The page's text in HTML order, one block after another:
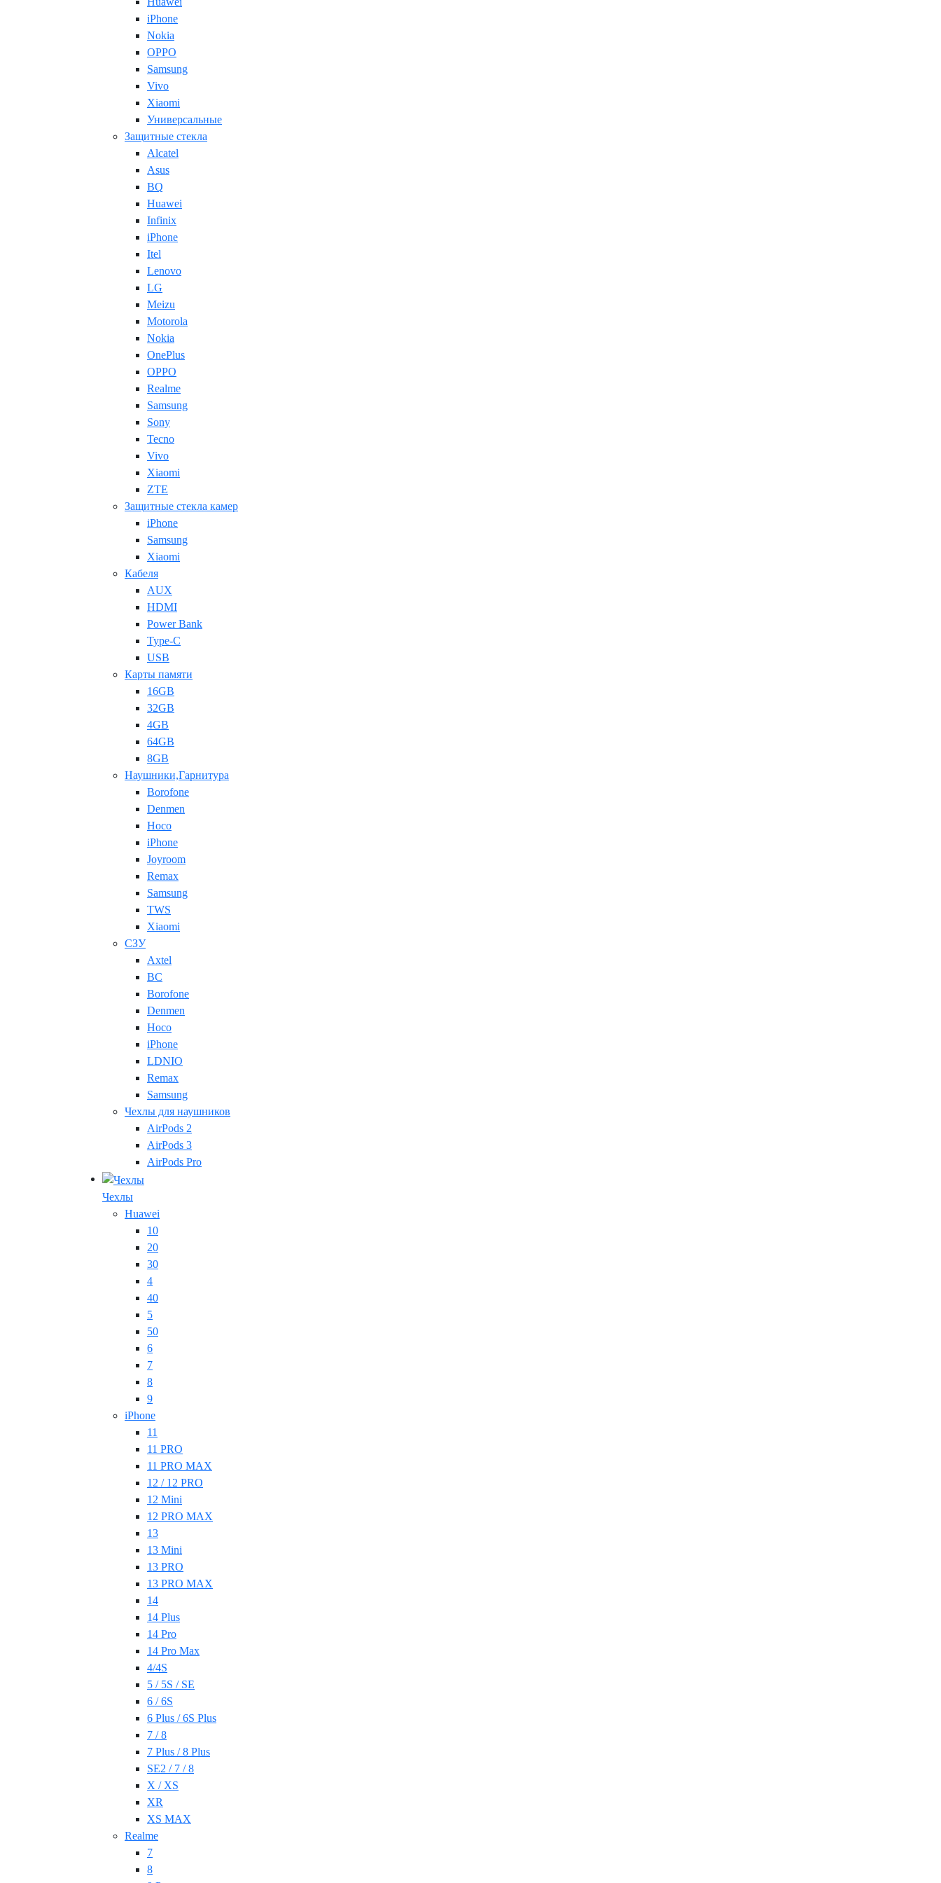
iPhone
Nokia
OPPO
Samsung
Vivo
Xiaomi
Универсальные
Защитные стекла
Alcatel
Asus
BQ
Huawei
Infinix
iPhone
Itel
Lenovo
LG
Meizu
Motorola
Nokia
OnePlus
OPPO
Realme
Samsung
Sony
Tecno
Vivo
Xiaomi
ZTE
Защитные стекла камер
iPhone
Samsung
Xiaomi
Кабеля
AUX
HDMI
Power Bank
Type-C
USB
Карты памяти
16GB
32GB
4GB
64GB
8GB
Наушники,Гарнитура
Borofone
Denmen
Hoco
iPhone
Joyroom
Remax
Samsung
TWS
Xiaomi
СЗУ
Axtel
BC
Borofone
Denmen
Hoco
iPhone
LDNIO
Remax
Samsung
Чехлы для наушников
AirPods 2
AirPods 3
AirPods Pro
Чехлы
Huawei
10
20
30
4
40
5
50
6
7
8
9
iPhone
11
11 PRO
11 PRO MAX
12 / 12 PRO
12 Mini
12 PRO MAX
13
13 Mini
13 PRO
13 PRO MAX
14
14 Plus
14 Pro
14 Pro Max
4/4S
5 / 5S / SE
6 / 6S
6 Plus / 6S Plus
7 / 8
7 Plus / 8 Plus
SE2 / 7 / 8
X / XS
XR
XS MAX
Realme
7
8